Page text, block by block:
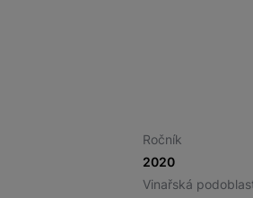
Ročník
2020
Vinařská